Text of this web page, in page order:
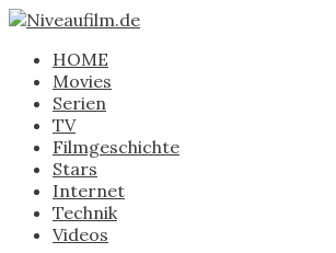
HOME
Movies
Serien
TV
Filmgeschichte
Stars
Internet
Technik
Videos